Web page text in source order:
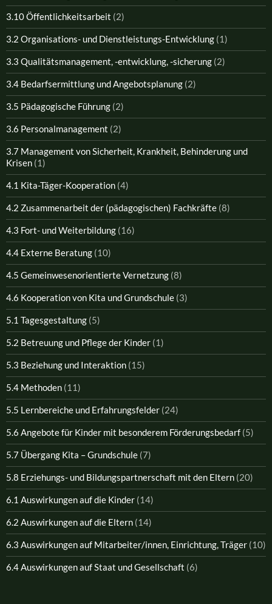
3.10 Öffentlichkeitsarbeit (2)
3.2 Organisations- und Dienstleistungs-Entwicklung (1)
3.3 Qualitätsmanagement, -entwicklung, -sicherung (2)
3.4 Bedarfsermittlung und Angebotsplanung (2)
3.5 Pädagogische Führung (2)
3.6 Personalmanagement (2)
3.7 Management von Sicherheit, Krankheit, Behinderung und
Krisen (1)
4.1 Kita-Täger-Kooperation (4)
4.2 Zusammenarbeit der (pädagogischen) Fachkräfte (8)
4.3 Fort- und Weiterbildung (16)
4.4 Externe Beratung (10)
4.5 Gemeinwesenorientierte Vernetzung (8)
4.6 Kooperation von Kita und Grundschule (3)
5.1 Tagesgestaltung (5)
5.2 Betreuung und Pflege der Kinder (1)
5.3 Beziehung und Interaktion (15)
5.4 Methoden (11)
5.5 Lernbereiche und Erfahrungsfelder (24)
5.6 Angebote für Kinder mit besonderem Förderungsbedarf (5)
5.7 Übergang Kita – Grundschule (7)
5.8 Erziehungs- und Bildungspartnerschaft mit den Eltern (20)
6.1 Auswirkungen auf die Kinder (14)
6.2 Auswirkungen auf die Eltern (14)
6.3 Auswirkungen auf Mitarbeiter/innen, Einrichtung, Träger (10)
6.4 Auswirkungen auf Staat und Gesellschaft (6)